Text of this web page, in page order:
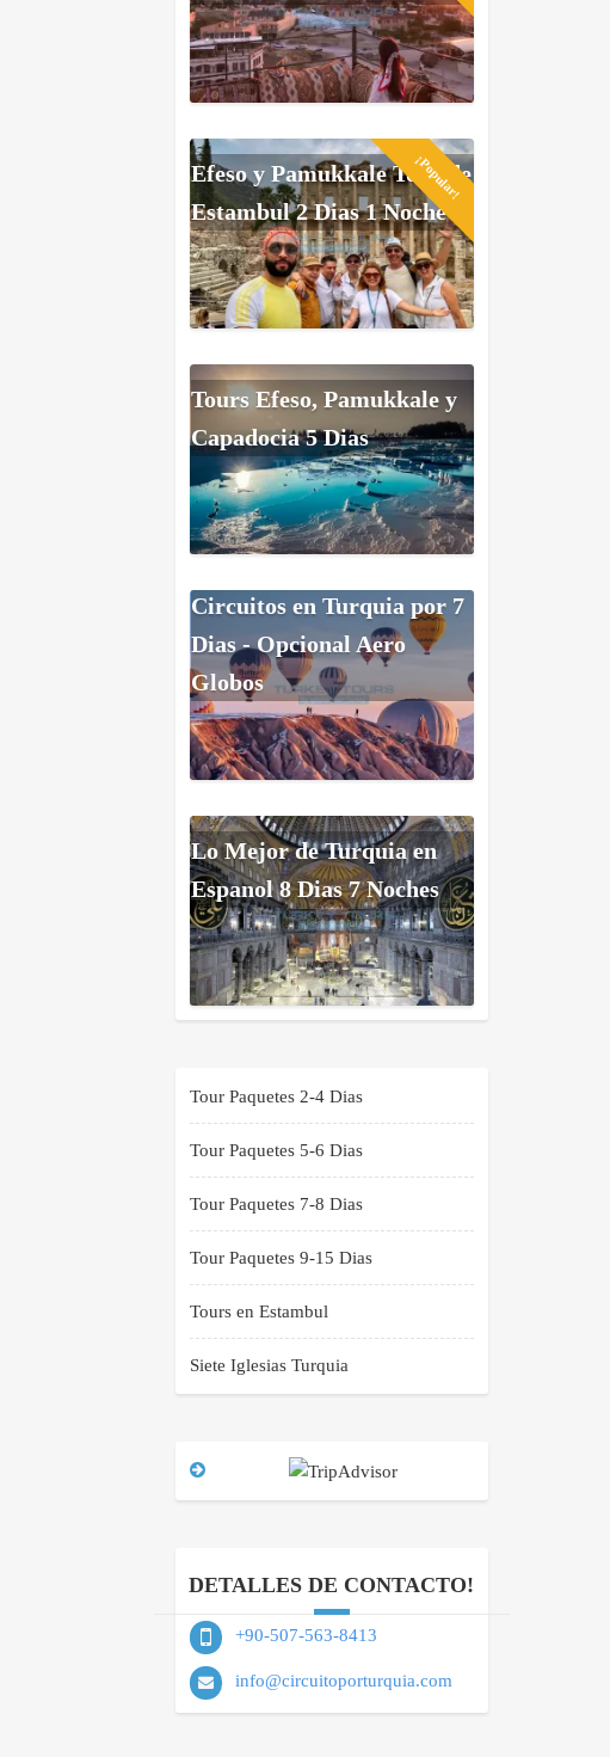
¡Popular!
Efeso y Pamukkale Tour de
Estambul 2 Dias 1 Noche
Tours Efeso, Pamukkale y
Capadocia 5 Dias
Circuitos en Turquia por 7
Dias - Opcional Aero
Globos
Lo Mejor de Turquia en
Espanol 8 Dias 7 Noches
Tour Paquetes 2-4 Dias
Tour Paquetes 5-6 Dias
Tour Paquetes 7-8 Dias
Tour Paquetes 9-15 Dias
Tours en Estambul
Siete Iglesias Turquia
DETALLES DE CONTACTO!
+90-507-563-8413
info@circuitoporturquia.com